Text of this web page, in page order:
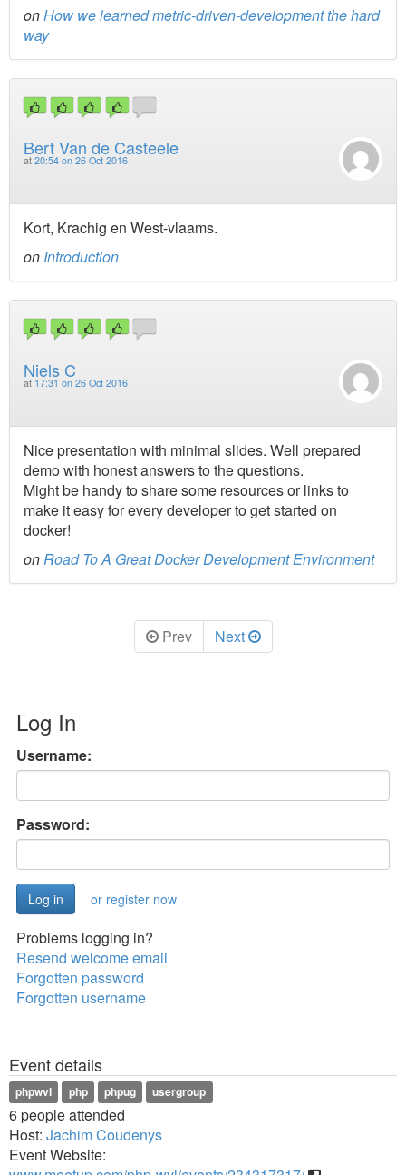
onHow we learned metric-driven-development the hard
way
Bert Van de Casteele
at 20:54 on 26 Oct 2016
Kort, Krachig en West-vlaams.
on Introduction
Niels C
at 17:31 on 26 Oct 2016
Nice presentation with minimal slides. Well prepared
demo with honest answers to the questions.
Might be handy to share some resources or links to
make it easy for every developer to get started on
docker!
onRoad To A Great Docker Development Environment
Prev Next
Log In
Username:
Password:
or register now
Problems logging in?
Resend welcome email
Forgotten password
Forgotten username
Event details
phpwvl php phpug usergroup
6 people attended
Host: Jachim Coudenys
Event Website: